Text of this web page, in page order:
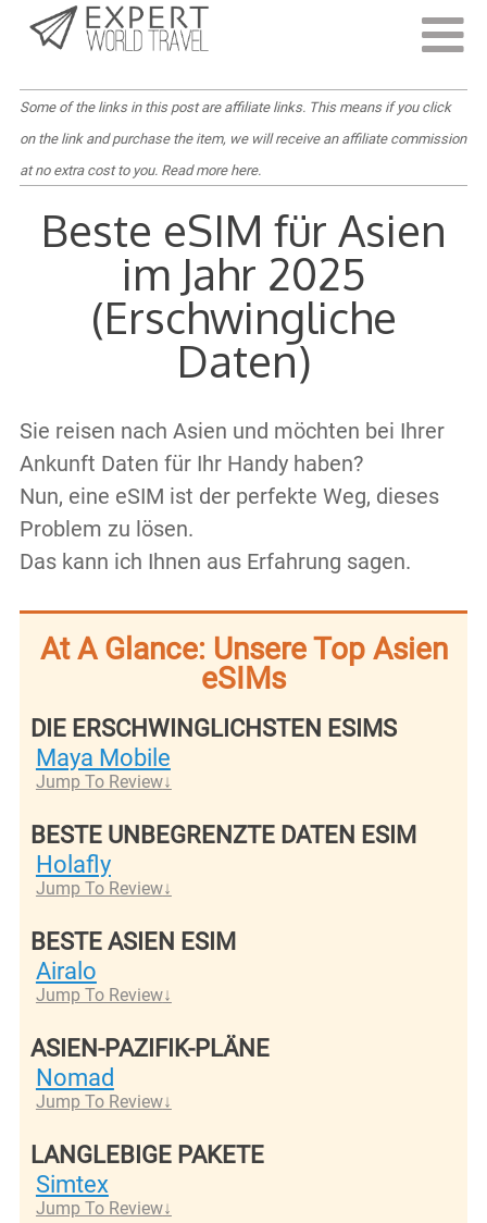
Last Updated:
Some of the links in this post are affiliate links. This means if you click
on the link and purchase the item, we will receive an affiliate commission
at no extra cost to you. Read more here.
Beste eSIM für Asien
im Jahr 2025
(Erschwingliche
Daten)
Sie reisen nach Asien und möchten bei Ihrer
Ankunft Daten für Ihr Handy haben?
Nun, eine eSIM ist der perfekte Weg, dieses
Problem zu lösen.
Das kann ich Ihnen aus Erfahrung sagen.
At A Glance: Unsere Top Asien
eSIMs
DIE ERSCHWINGLICHSTEN ESIMS
Maya Mobile
Jump To Review
BESTE UNBEGRENZTE DATEN ESIM
Holafly
Jump To Review
BESTE ASIEN ESIM
Airalo
Jump To Review
ASIEN-PAZIFIK-PLÄNE
Nomad
Jump To Review
LANGLEBIGE PAKETE
Simtex
Jump To Review